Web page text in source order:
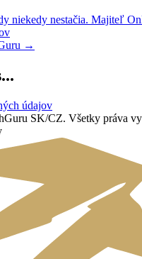
niekedy nestačia. Majiteľ
→
údajov
SK/CZ. Všetky práva